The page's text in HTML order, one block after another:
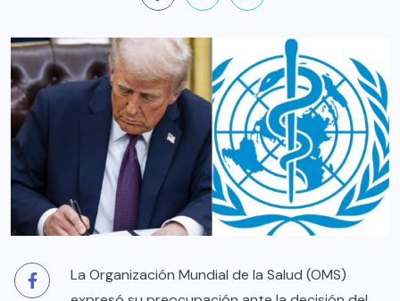
La Organización Mundial de la Salud (OMS)